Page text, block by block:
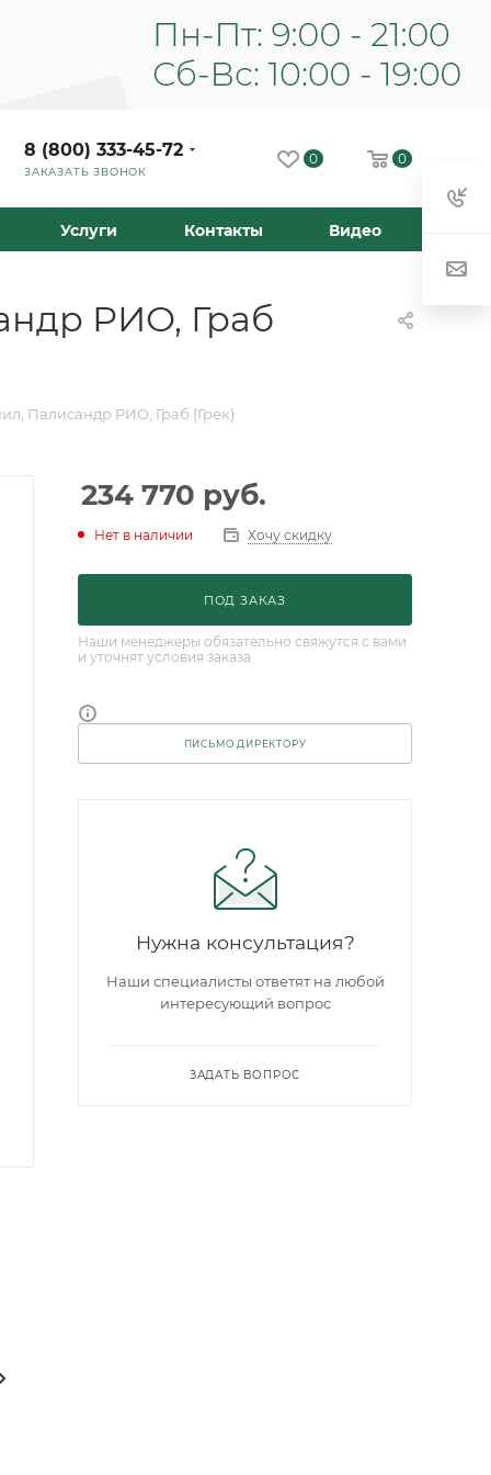
8 (800) 333-45-72
ЗАКАЗАТЬ ЗВОНОК
0 0
Услуги Контакты Видео
РИО, Граб
Палисандр РИО, Граб (Грек)
234 770 руб.
Нет в наличии Хочу скидку
ПОД ЗАКАЗ
Наши менеджеры обязательно свяжутся с вами
и уточнят условия заказа
ПИСЬМО ДИРЕКТОРУ
Нужна консультация?
Наши специалисты ответят на любой
интересующий вопрос
ЗАДАТЬ ВОПРОС